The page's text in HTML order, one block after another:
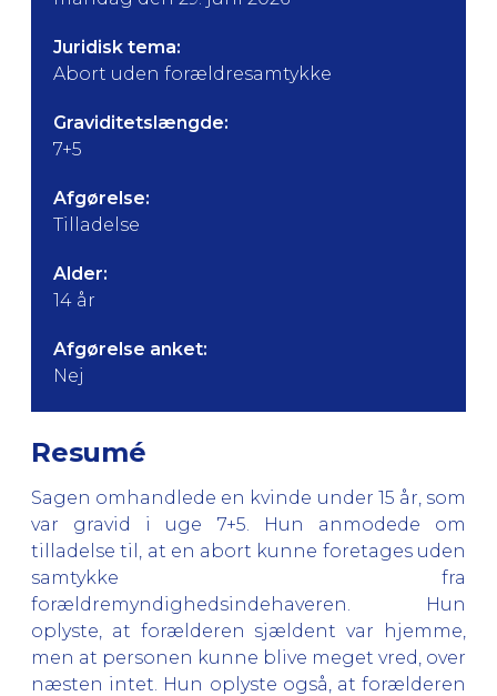
Juridisk tema:
Abort uden forældresamtykke
Graviditetslængde:
7+5
Afgørelse:
Tilladelse
Alder:
14 år
Afgørelse anket:
Nej
Resumé
Sagen omhandlede en kvinde under 15 år, som
var gravid i uge 7+5. Hun anmodede om
tilladelse til, at en abort kunne foretages uden
samtykke fra
forældremyndighedsindehaveren. Hun
oplyste, at forælderen sjældent var hjemme,
men at personen kunne blive meget vred, over
næsten intet. Hun oplyste også, at forælderen